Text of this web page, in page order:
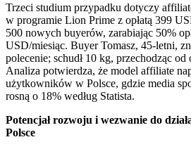
Trzeci studium przypadku dotyczy
w programie Lion Prime z opłatą 399
500 nowych buyerów, zarabiając 50%
USD/miesiąc. Buyer Tomasz, 45-letni,
polecenie; schudł 10 kg, przechodząc od
Analiza potwierdza, że model affiliate
użytkowników w Polsce, gdzie media
rosną o 18% według Statista.
Potencjał rozwoju i wezwanie do
Polsce